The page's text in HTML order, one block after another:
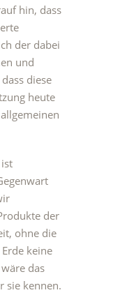
hin, dass
der dabei
und
diese
heute
der
ohne die
keine
das
sie kennen.